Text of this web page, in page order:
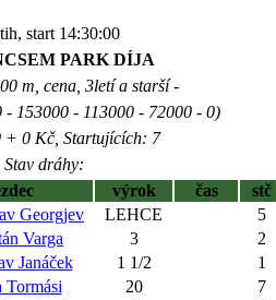
start 14:30:00
PARK DÍJA
m, cena, 3letí a starší -
- 153000 - 113000 - 72000 - 0)
+ 0 Kč, Startujících: 7
Stav dráhy:
výrok čas stč
Georgjev LEHCE 5
Varga 3
2
Janáček 1 1/2
1
Tormási 20
7